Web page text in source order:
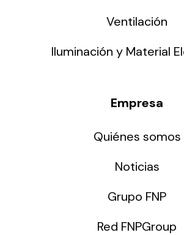
Ventilación
Iluminación y Material
Empresa
Quiénes somos
Noticias
Grupo FNP
Red FNPGroup